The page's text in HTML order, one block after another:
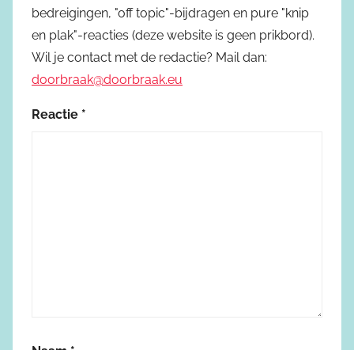
bedreigingen, "off topic"-bijdragen en pure "knip
en plak"-reacties (deze website is geen prikbord).
Wil je contact met de redactie? Mail dan:
doorbraak@doorbraak.eu
Reactie *